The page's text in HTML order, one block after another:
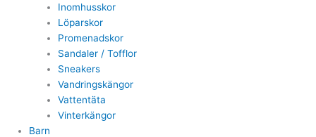
Inomhusskor
Löparskor
Promenadskor
Sandaler / Tofflor
Sneakers
Vandringskängor
Vattentäta
Vinterkängor
Barn